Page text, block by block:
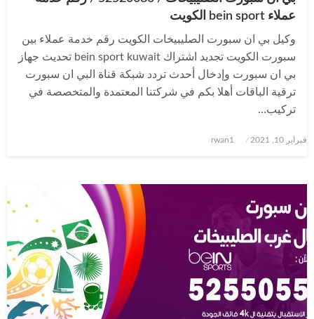
عملاء bein sport الكويت
وكيل بي ان سبورت الصليبيخات الكويت رقم خدمة عملاء بين
سبورت الكويت تجديد اشتراك bein sport kuwait تحديث جهاز
بي ان سبورت وإدخال أحدث تردد شبكة قناة البي ان سبورت
ترقية الباقات أهلا بكم في شركتنا المعتمدة والمتخصصة في
تركيب…
نُشر
فبراير 10, 2021 rwan1